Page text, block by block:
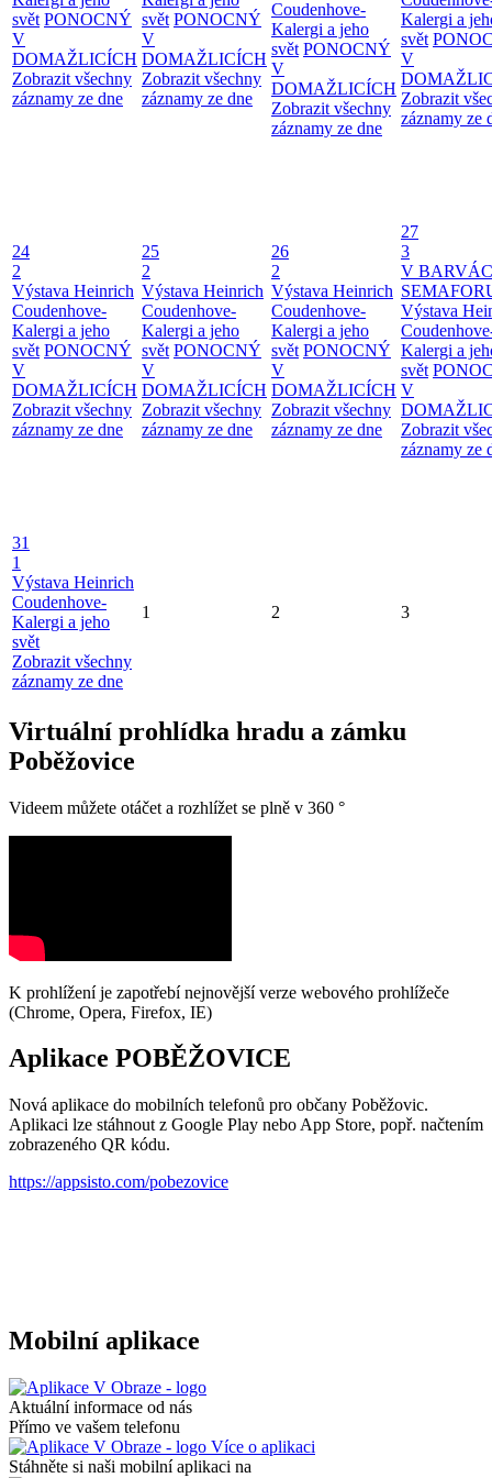
svět PONOCNÝ
V
DOMAŽLICÍCH
Zobrazit všechny
záznamy ze dne
svět PONOCNÝ
V
DOMAŽLICÍCH
Zobrazit všechny
záznamy ze dne
Coudenhove-
Kalergi a jeho
svět PONOCNÝ
V
DOMAŽLICÍCH
Zobrazit všechny
záznamy ze dne
Kalergi a
svět
V
Zobrazit
záznamy ze
24
2
Výstava Heinrich
Coudenhove-
Kalergi a jeho
svět PONOCNÝ
V
DOMAŽLICÍCH
Zobrazit všechny
záznamy ze dne
25
2
Výstava Heinrich
Coudenhove-
Kalergi a jeho
svět PONOCNÝ
V
DOMAŽLICÍCH
Zobrazit všechny
záznamy ze dne
26
2
Výstava Heinrich
Coudenhove-
Kalergi a jeho
svět PONOCNÝ
V
DOMAŽLICÍCH
Zobrazit všechny
záznamy ze dne
27
3
V
Výstava
Kalergi a
svět
V
Zobrazit
záznamy ze
31
1
Výstava Heinrich
Coudenhove-
Kalergi a jeho
svět
Zobrazit všechny
záznamy ze dne
1 2 3
Virtuální prohlídka hradu a zámku
Poběžovice
Videem můžete otáčet a rozhlížet se plně v 360 °
K prohlížení je zapotřebí nejnovější verze webového prohlížeče
(Chrome, Opera, Firefox, IE)
Aplikace POBĚŽOVICE
Nová aplikace do mobilních telefonů pro občany Poběžovic.
Aplikaci lze stáhnout z Google Play nebo App Store, popř. načtením
zobrazeného QR kódu.
https://appsisto.com/pobezovice
Mobilní aplikace
Aktuální informace od nás
Přímo ve vašem telefonu
Více o aplikaci
Stáhněte si naši mobilní aplikaci na